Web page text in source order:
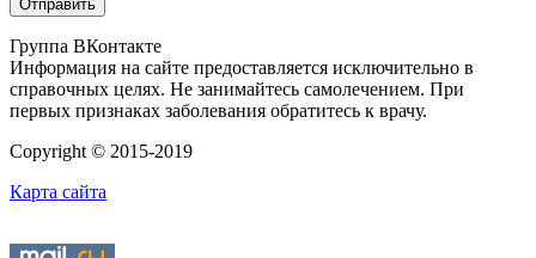
Группа ВКонтакте
Информация на сайте предоставляется исключительно в
справочных целях. Не занимайтесь самолечением. При
первых признаках заболевания обратитесь к врачу.
Copyright © 2015-2019
Карта сайта